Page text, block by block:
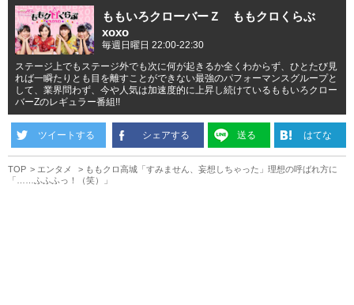
ももいろクローバーＺ ももクロくらぶ
xoxo
毎週日曜日 22:00-22:30
ステージ上でもステージ外でも次に何が起きるか全くわからず、ひとたび見
れば一瞬たりとも目を離すことができない最強のパフォーマンスグループと
して、業界問わず、今や人気は加速度的に上昇し続けているももいろクロー
バーZのレギュラー番組!!
ツイートする シェアする 送る はてな
TOP エンタメ
ももクロ高城「すみません、妄想しちゃった」理想の呼ばれ方に
「……ふふふっ！（笑）」